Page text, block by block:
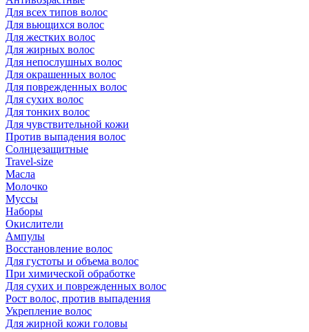
Для всех типов волос
Для вьющихся волос
Для жестких волос
Для жирных волос
Для непослушных волос
Для окрашенных волос
Для поврежденных волос
Для сухих волос
Для тонких волос
Для чувствительной кожи
Против выпадения волос
Солнцезащитные
Travel-size
Масла
Молочко
Муссы
Наборы
Окислители
Ампулы
Восстановление волос
Для густоты и объема волос
При химической обработке
Для сухих и поврежденных волос
Рост волос, против выпадения
Укрепление волос
Для жирной кожи головы